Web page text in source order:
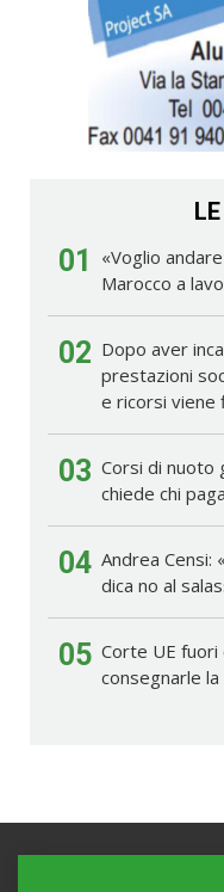
01
«Voglio
Marocco a
02 Dopo aver
prestazioni
e ricorsi viene
03 Corsi di nuoto
chiede chi
04 Andrea Censi:
dica no al
05 Corte UE fuori
consegnarle la